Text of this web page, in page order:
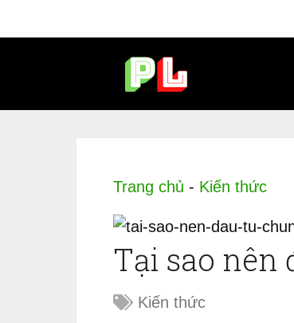
Trang chủ - Kiến thức
Tại sao nên
Kiến thức